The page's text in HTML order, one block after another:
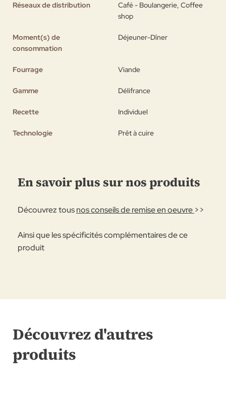
Réseaux de distribution
Café - Boulangerie, Coffee
shop
Moment(s) de
consommation
Déjeuner-Dîner
Fourrage Viande
Gamme Délifrance
Recette Individuel
Technologie Prêt à cuire
En savoir plus sur nos produits
Découvrez tousnos conseils de remise en oeuvre >>
Ainsi que les spécificités complémentaires de ce
produit
Découvrez d'autres
produits